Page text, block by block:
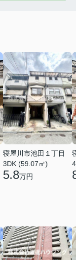
寝屋川市池田１丁目
3DK (59.07㎡)
5.8万円